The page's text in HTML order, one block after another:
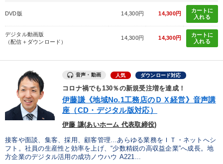
DVD版 14,300円 14,300円
カートに
入れる
デジタル動画版
（配信＋ダウンロード）
14,300円 14,300円
カートに
入れる
音声・動画 人気 ダウンロード対応
コロナ禍でも130％の新規受注増を達成！
伊藤謙《地域No.1工務店のＤＸ経営》音声講
座（CD・デジタル版対応）
伊藤 謙(あいホーム 代表取締役)
接客や面談、集客、採用、顧客管理…あらゆる業務をＩＴ・ネットへシ
フト。社員の生産性と効率を上げ、“少数精鋭の高収益企業”へ成長。地
方企業のデジタル活用の成功ノウハウ A221...